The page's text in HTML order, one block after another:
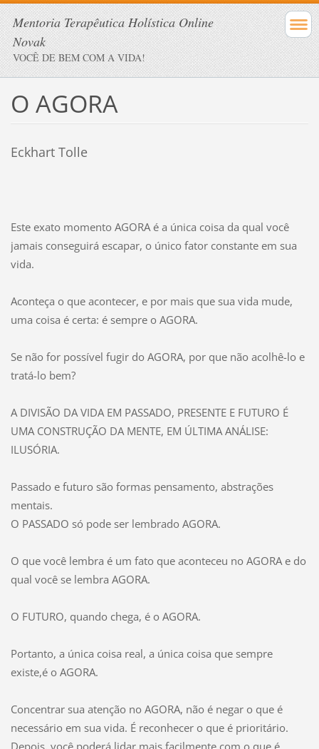
Mentoria Terapêutica Holística Online
Novak
VOCÊ DE BEM COM A VIDA!
O AGORA
Eckhart Tolle
Este exato momento AGORA é a única coisa da qual você
jamais conseguirá escapar, o único fator constante em sua
vida.
Aconteça o que acontecer, e por mais que sua vida mude,
uma coisa é certa: é sempre o AGORA.
Se não for possível fugir do AGORA, por que não acolhê-lo e
tratá-lo bem?
A DIVISÃO DA VIDA EM PASSADO, PRESENTE E FUTURO É
UMA CONSTRUÇÃO DA MENTE, EM ÚLTIMA ANÁLISE:
ILUSÓRIA.
Passado e futuro são formas pensamento, abstrações
mentais.
O PASSADO só pode ser lembrado AGORA.
O que você lembra é um fato que aconteceu no AGORA e do
qual você se lembra AGORA.
O FUTURO, quando chega, é o AGORA.
Portanto, a única coisa real, a única coisa que sempre
existe,é o AGORA.
Concentrar sua atenção no AGORA, não é negar o que é
necessário em sua vida. É reconhecer o que é prioritário.
Depois, você poderá lidar mais facilmente com o que é